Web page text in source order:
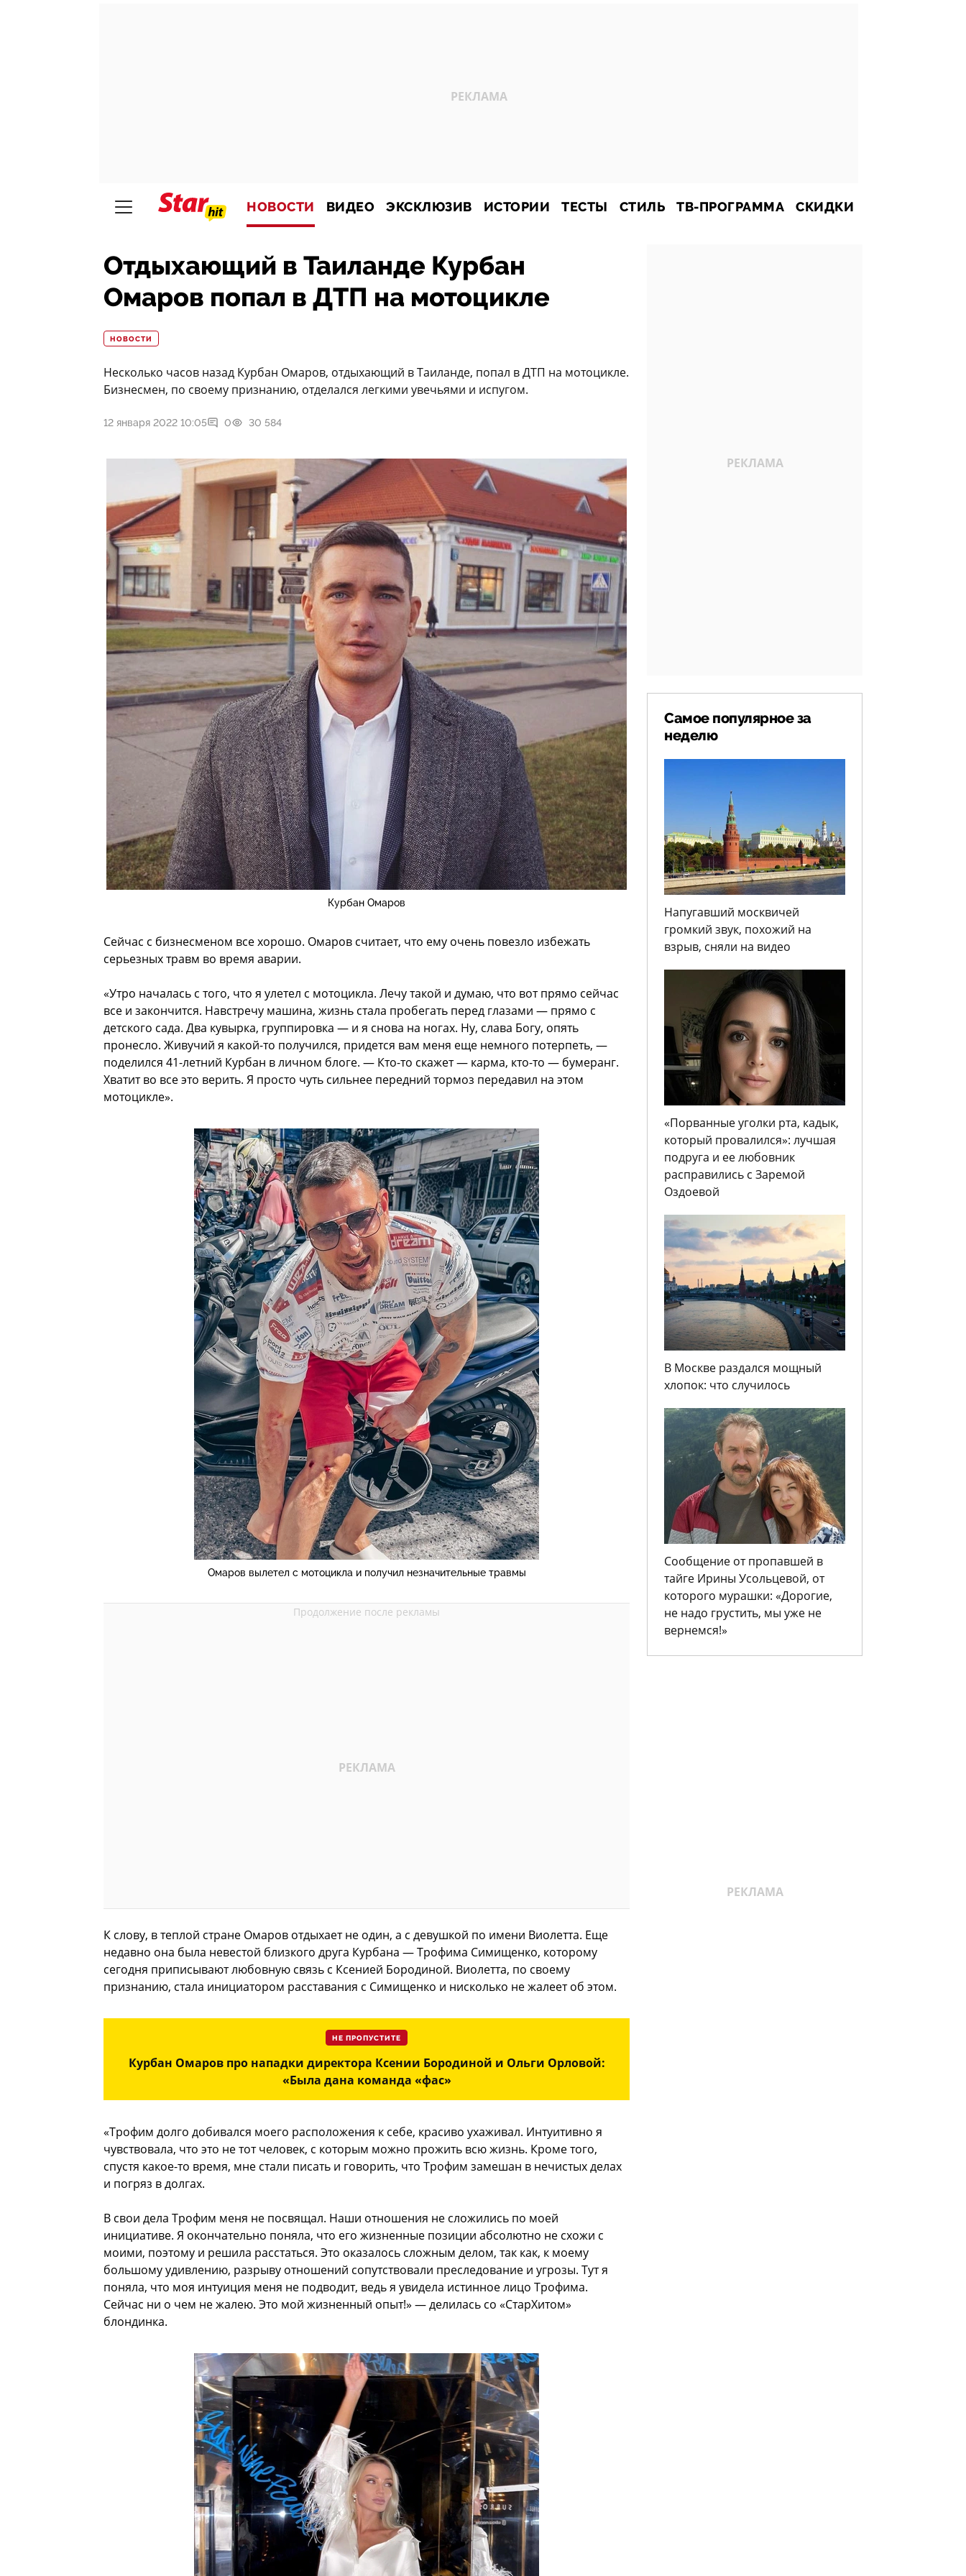
НОВОСТИ ВИДЕО ЭКСКЛЮЗИВ ИСТОРИИ ТЕСТЫ СТИЛЬ ТВ-ПРОГРАММА СКИДКИ
Отдыхающий в Таиланде Курбан
Омаров попал в ДТП на мотоцикле
НОВОСТИ
Несколько часов назад Курбан Омаров, отдыхающий в Таиланде, попал в ДТП на мотоцикле.
Бизнесмен, по своему признанию, отделался легкими увечьями и испугом.
12 января 2022 10:05 0 30 584
Курбан Омаров
Сейчас с бизнесменом все хорошо. Омаров считает, что ему очень повезло избежать
серьезных травм во время аварии.
«Утро началась с того, что я улетел с мотоцикла. Лечу такой и думаю, что вот прямо сейчас
все и закончится. Навстречу машина, жизнь стала пробегать перед глазами — прямо с
детского сада. Два кувырка, группировка — и я снова на ногах. Ну, слава Богу, опять
пронесло. Живучий я какой-то получился, придется вам меня еще немного потерпеть, —
поделился 41-летний Курбан в личном блоге. — Кто-то скажет — карма, кто-то — бумеранг.
Хватит во все это верить. Я просто чуть сильнее передний тормоз передавил на этом
мотоцикле».
Омаров вылетел с мотоцикла и получил незначительные травмы
К слову, в теплой стране Омаров отдыхает не один, а с девушкой по имени Виолетта. Еще
недавно она была невестой близкого друга Курбана — Трофима Симищенко, которому
сегодня приписывают любовную связь с Ксенией Бородиной. Виолетта, по своему
признанию, стала инициатором расставания с Симищенко и нисколько не жалеет об этом.
НЕ ПРОПУСТИТЕ
Курбан Омаров про нападки директора Ксении Бородиной и Ольги Орловой:
«Была дана команда «фас»
«Трофим долго добивался моего расположения к себе, красиво ухаживал. Интуитивно я
чувствовала, что это не тот человек, с которым можно прожить всю жизнь. Кроме того,
спустя какое-то время, мне стали писать и говорить, что Трофим замешан в нечистых делах
и погряз в долгах.
В свои дела Трофим меня не посвящал. Наши отношения не сложились по моей
инициативе. Я окончательно поняла, что его жизненные позиции абсолютно не схожи с
моими, поэтому и решила расстаться. Это оказалось сложным делом, так как, к моему
большому удивлению, разрыву отношений сопутствовали преследование и угрозы. Тут я
поняла, что моя интуиция меня не подводит, ведь я увидела истинное лицо Трофима.
Сейчас ни о чем не жалею. Это мой жизненный опыт!» — делилась со «СтарХитом»
блондинка.
Самое популярное за
неделю
Напугавший москвичей
громкий звук, похожий на
взрыв, сняли на видео
«Порванные уголки рта, кадык,
который провалился»: лучшая
подруга и ее любовник
расправились с Заремой
Оздоевой
В Москве раздался мощный
хлопок: что случилось
Сообщение от пропавшей в
тайге Ирины Усольцевой, от
которого мурашки: «Дорогие,
не надо грустить, мы уже не
вернемся!»